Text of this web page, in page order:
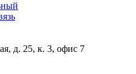
д. 25, к. 3, офис 7